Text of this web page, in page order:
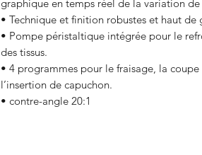
graphique en temps réel de la variation de
• Technique et finition robustes et haut de
• Pompe péristaltique intégrée pour le
des tissus.
• 4 programmes pour le fraisage, la
l’insertion de capuchon.
• contre-angle 20:1